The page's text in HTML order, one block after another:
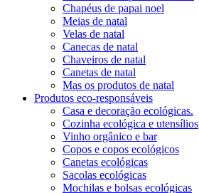
Chapéus de papai noel
Meias de natal
Velas de natal
Canecas de natal
Chaveiros de natal
Canetas de natal
Mas os produtos de natal
Produtos eco-responsáveis
Casa e decoração ecológicas.
Cozinha ecológica e utensílios
Vinho orgânico e bar
Copos e copos ecológicos
Canetas ecológicas
Sacolas ecológicas
Mochilas e bolsas ecológicas